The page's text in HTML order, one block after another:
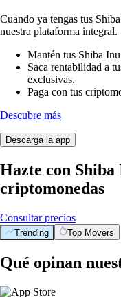
Cuando ya tengas tus
nuestra plataforma integral.
Mantén tus Shiba
Saca rentabilidad a
exclusivas.
Paga con tus
Descubre más
Descarga la app
Hazte con Shiba
criptomonedas
Consultar precios
Trending Top Movers
Qué opinan